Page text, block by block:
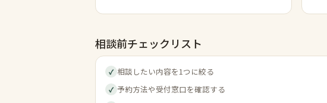
相談前チェックリスト
✓ 相談したい内容を1つに絞る
✓ 予約方法や受付窓口を確認する